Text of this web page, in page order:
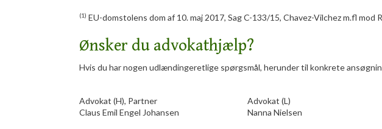
​(1) EU-domstolens dom af 10. maj 2017, Sag C-133/15, Chavez-Vilchez m.fl
Ønsker du advokathjælp?
Hvis du har nogen udlændingeretlige spørgsmål, herunder til konkrete
​​Advokat (H), Partner
Claus Emil Engel Johansen
​​Advokat (L)
Nanna Nielsen